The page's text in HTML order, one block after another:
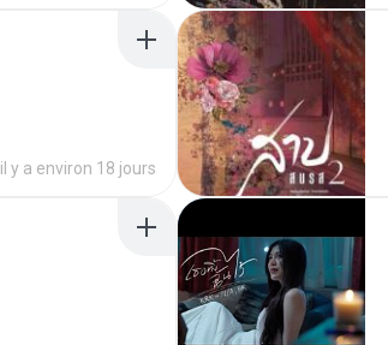
il y a environ 18 jours